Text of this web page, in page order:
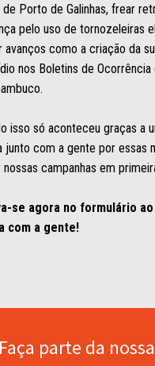
de Porto de Galinhas, frear
pelo uso de tornozeleiras
avanços como a criação da
nos Boletins de Ocorrência
isso só aconteceu graças a
junto com a gente por essas
campanhas em
se agora no formulário
com a gente!
Faça parte da